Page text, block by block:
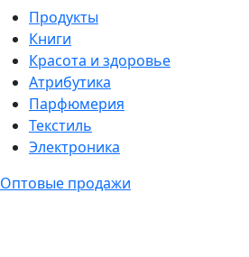
Продукты
Книги
Красота и здоровье
Атрибутика
Парфюмерия
Текстиль
Электроника
Оптовые продажи